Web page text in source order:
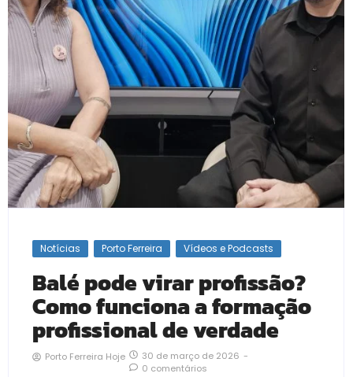
Notícias Porto Ferreira Vídeos e Podcasts
Balé pode virar profissão?
Como funciona a formação
profissional de verdade
Porto Ferreira Hoje 30 de março de 2026 -
0 comentários